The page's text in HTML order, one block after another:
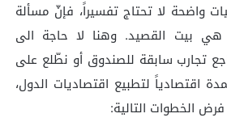
واضحة لا تحتاج تفسيراً، فإنّ مسألة
هي بيت القصيد. وهنا لا حاجة الى
تجارب سابقة للصندوق أو نطّلع على
اقتصادياً لتطبيع اقتصاديات الدول،
الخطوات التالية: